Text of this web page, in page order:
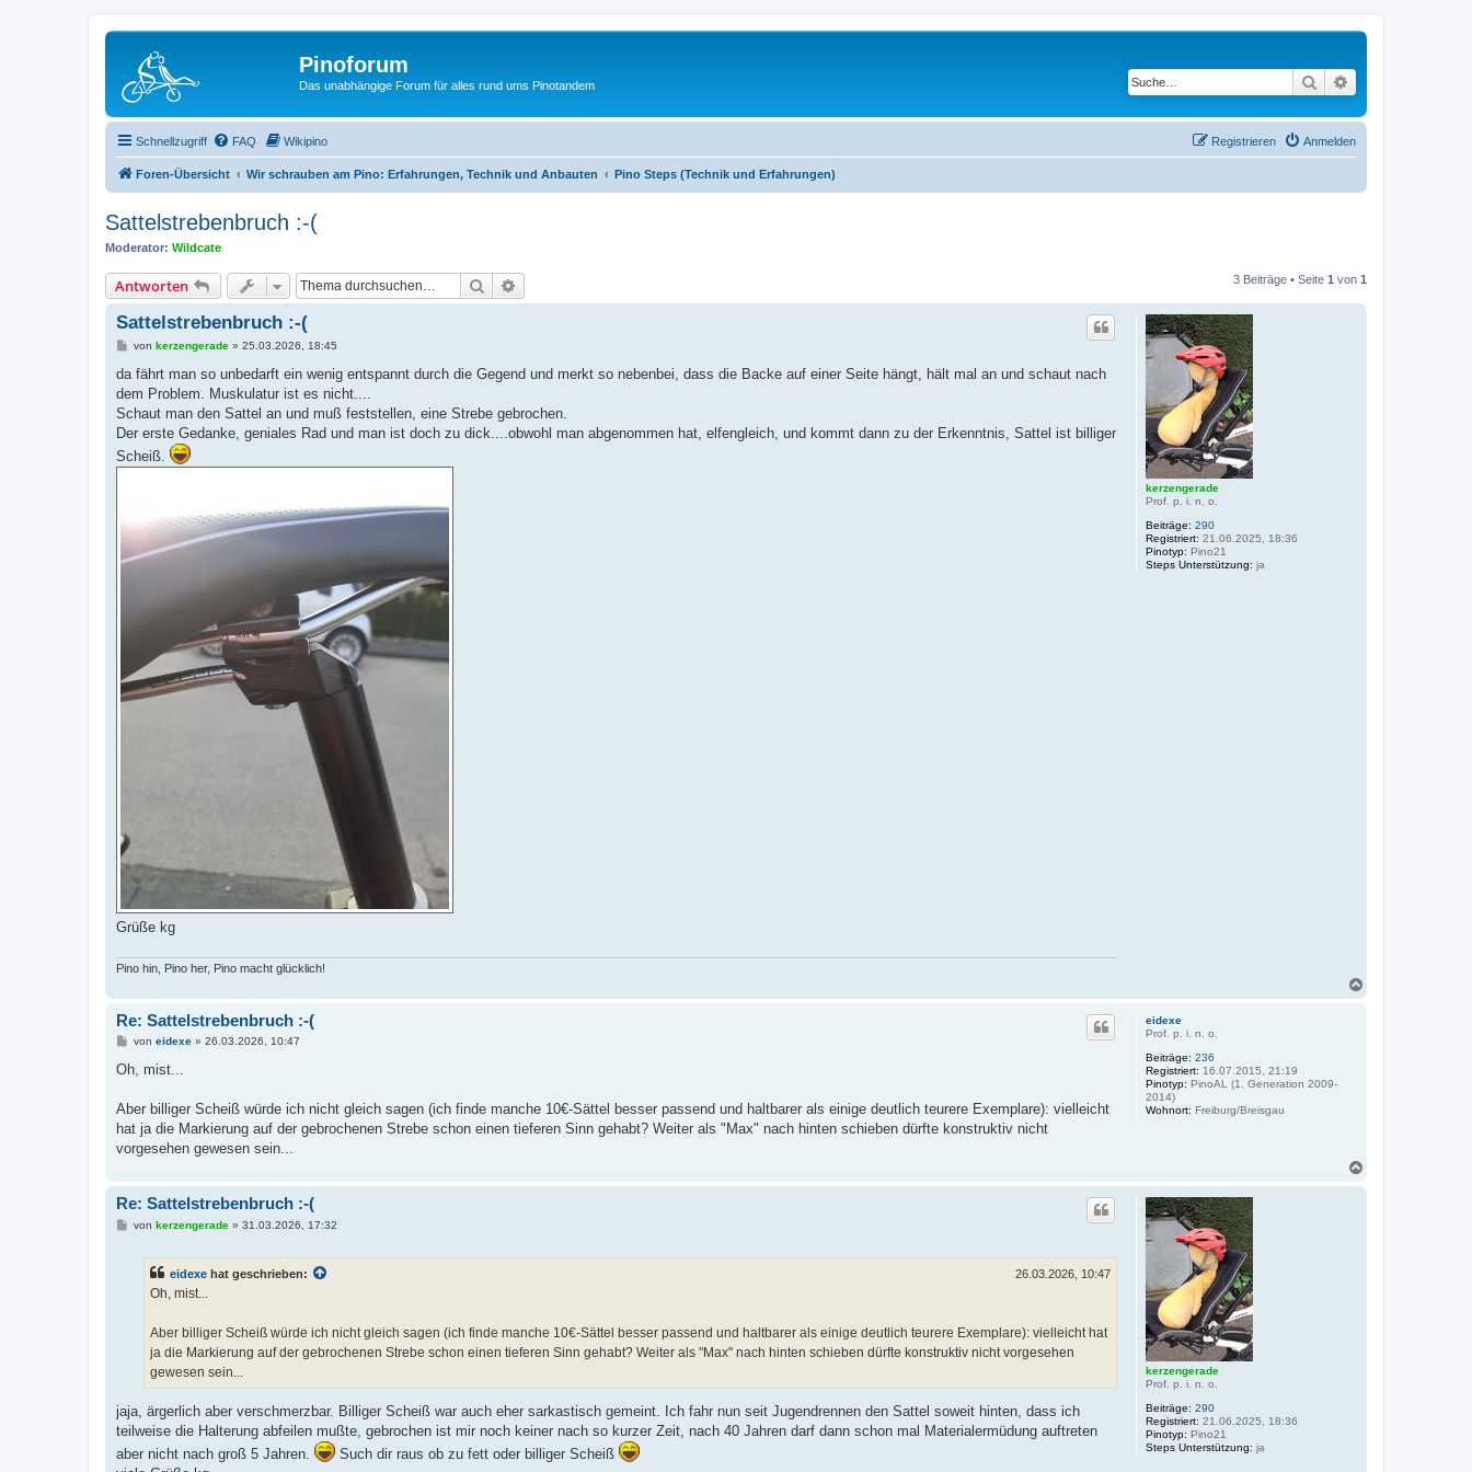
Pinoforum
Das unabhängige Forum für alles rund ums Pinotandem Suche
Schnellzugriff FAQ Wikipino Anmelden
Registrieren
Foren-Übersicht Wir schrauben am Pino: Erfahrungen, Technik und Anbauten Pino Steps (Technik und Erfahrungen)
Sattelstrebenbruch :-(
Moderator: Wildcate
Antworten Suche 3 Beiträge • Seite 1 von 1
kerzengerade
Prof. p. i. n. o.
Beiträge: 290
Registriert: 21.06.2025, 18:36
Pinotyp: Pino21
Steps Unterstützung: ja
Sattelstrebenbruch :-(
B
i
r
a
von kerzengerade» 25.03.2026, 18:45
da fährt man so unbedarft ein wenig entspannt durch die Gegend und merkt so nebenbei, dass die Backe auf einer Seite hängt, hält mal an und schaut nach
dem Problem. Muskulatur ist es nicht....
Schaut man den Sattel an und muß feststellen, eine Strebe gebrochen.
Der erste Gedanke, geniales Rad und man ist doch zu dick....obwohl man abgenommen hat, elfengleich, und kommt dann zu der Erkenntnis, Sattel ist billiger
Scheiß.
Grüße kg
Pino hin, Pino her, Pino macht glücklich!
eidexe
Prof. p. i. n. o.
Beiträge: 236
Registriert: 16.07.2015, 21:19
Pinotyp: PinoAL (1. Generation 2009-
2014)
Wohnort: Freiburg/Breisgau
Re: Sattelstrebenbruch :-(
B
i
a
von eidexe» 26.03.2026, 10:47
Oh, mist...
Aber billiger Scheiß würde ich nicht gleich sagen (ich finde manche 10€-Sättel besser passend und haltbarer als einige deutlich teurere Exemplare): vielleicht
hat ja die Markierung auf der gebrochenen Strebe schon einen tieferen Sinn gehabt? Weiter als "Max" nach hinten schieben dürfte konstruktiv nicht
vorgesehen gewesen sein...
kerzengerade
Prof. p. i. n. o.
Beiträge: 290
Registriert: 21.06.2025, 18:36
Pinotyp: Pino21
Steps Unterstützung: ja
Re: Sattelstrebenbruch :-(
Bvon kerzengerade» 31.03.2026, 17:32
eidexe hat geschrieben: 26.03.2026, 10:47
Oh, mist...
Aber billiger Scheiß würde ich nicht gleich sagen (ich finde manche 10€-Sättel besser passend und haltbarer als einige deutlich teurere Exemplare): vielleicht hat
ja die Markierung auf der gebrochenen Strebe schon einen tieferen Sinn gehabt? Weiter als "Max" nach hinten schieben dürfte konstruktiv nicht vorgesehen
gewesen sein...
jaja, ärgerlich aber verschmerzbar. Billiger Scheiß war auch eher sarkastisch gemeint. Ich fahr nun seit Jugendrennen den Sattel soweit hinten, dass ich
teilweise die Halterung abfeilen mußte, gebrochen ist mir noch keiner nach so kurzer Zeit, nach 40 Jahren darf dann schon mal Materialermüdung auftreten
aber nicht nach groß 5 Jahren.
Such dir raus ob zu fett oder billiger Scheiß